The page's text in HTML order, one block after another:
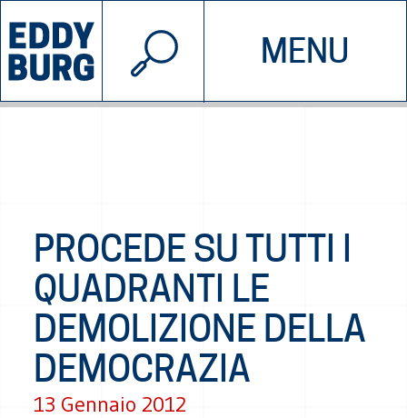
MENU
INIZIATIVE CHI SIAMO
© 2026 EDDYBURG
PROCEDE SU TUTTI I
QUADRANTI LE
DEMOLIZIONE DELLA
DEMOCRAZIA
13 Gennaio 2012